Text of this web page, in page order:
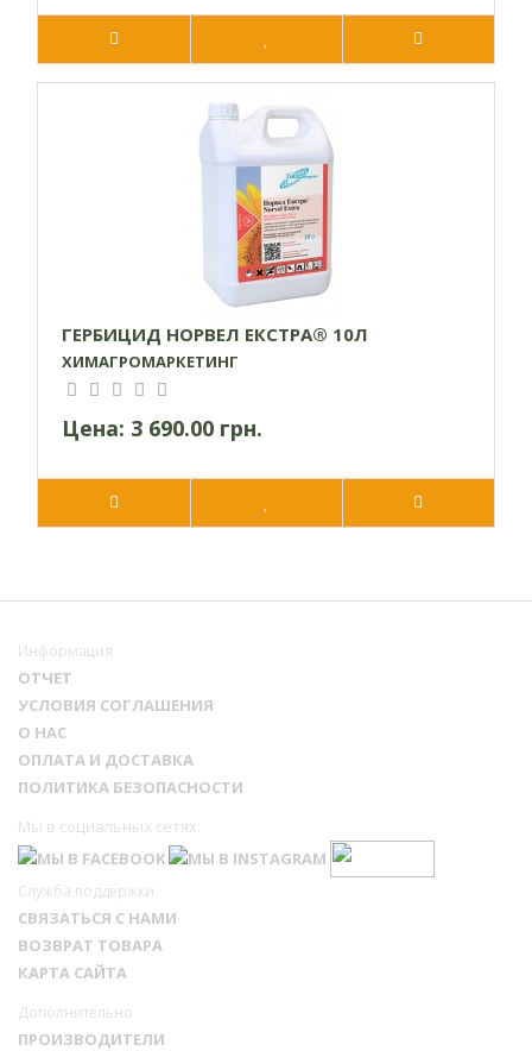
ГЕРБИЦИД НОРВЕЛ ЕКСТРА® 10Л
ХИМАГРОМАРКЕТИНГ
Цена: 3 690.00 грн.
Информация
ОТЧЕТ
УСЛОВИЯ СОГЛАШЕНИЯ
О НАС
ОПЛАТА И ДОСТАВКА
ПОЛИТИКА БЕЗОПАСНОСТИ
Мы в социальных сетях:
Служба поддержки
СВЯЗАТЬСЯ С НАМИ
ВОЗВРАТ ТОВАРА
КАРТА САЙТА
Дополнительно
ПРОИЗВОДИТЕЛИ